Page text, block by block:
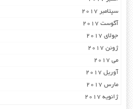
سپتامبر 2017
آگوست 2017
جولای 2017
ژوئن 2017
می 2017
آوریل 2017
مارس 2017
ژانویه 2017